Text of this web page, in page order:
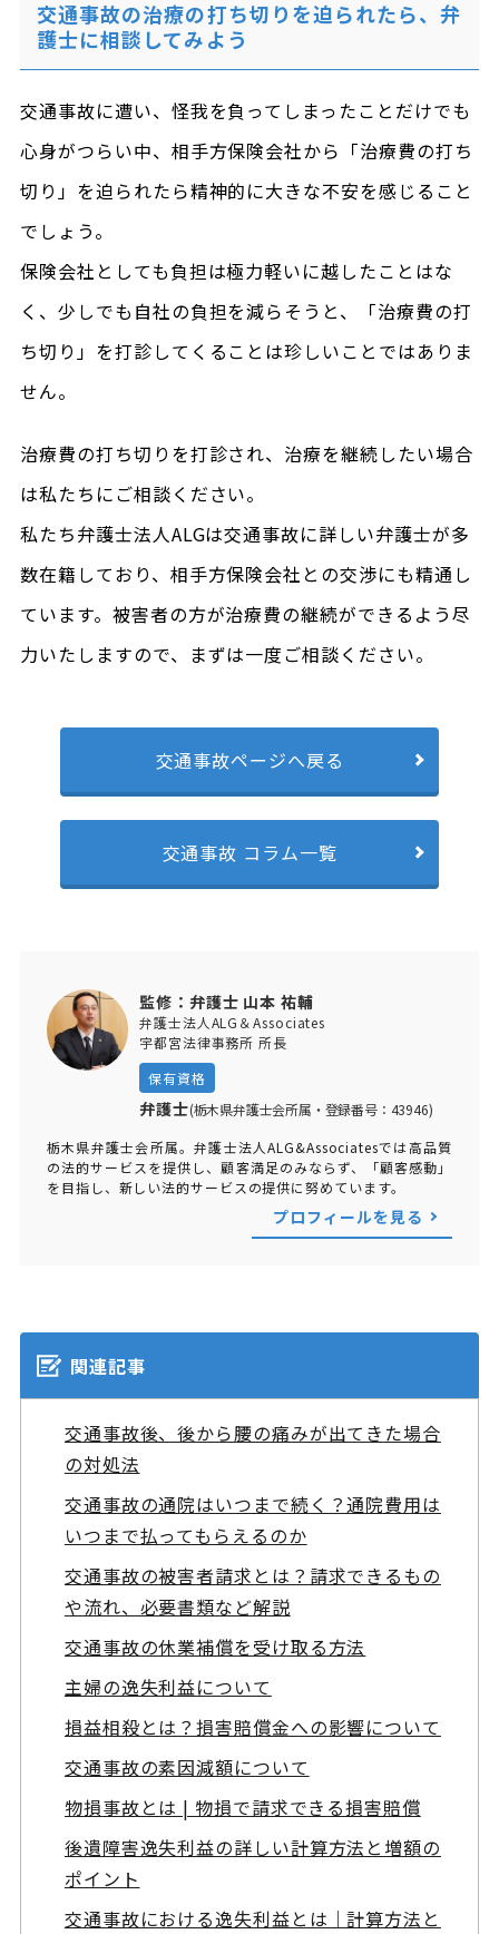
交通事故の治療の打ち切りを迫られたら、弁
護士に相談してみよう
交通事故に遭い、怪我を負ってしまったことだけでも
心身がつらい中、相手方保険会社から「治療費の打ち
切り」を迫られたら精神的に大きな不安を感じること
でしょう。
保険会社としても負担は極力軽いに越したことはな
く、少しでも自社の負担を減らそうと、「治療費の打
ち切り」を打診してくることは珍しいことではありま
せん。
治療費の打ち切りを打診され、治療を継続したい場合
は私たちにご相談ください。
私たち弁護士法人ALGは交通事故に詳しい弁護士が多
数在籍しており、相手方保険会社との交渉にも精通し
ています。被害者の方が治療費の継続ができるよう尽
力いたしますので、まずは一度ご相談ください。
交通事故ページへ戻る
交通事故 コラム一覧
監修：弁護士 山本 祐輔
弁護士法人ALG＆Associates
宇都宮法律事務所 所長
保有資格
弁護士(栃木県弁護士会所属・登録番号：43946)
栃木県弁護士会所属。弁護士法人ALG&Associatesでは高品質
の法的サービスを提供し、顧客満足のみならず、「顧客感動」
を目指し、新しい法的サービスの提供に努めています。
プロフィールを見る
関連記事
交通事故後、後から腰の痛みが出てきた場合
の対処法
交通事故の通院はいつまで続く？通院費用は
いつまで払ってもらえるのか
交通事故の被害者請求とは？請求できるもの
や流れ、必要書類など解説
交通事故の休業補償を受け取る方法
主婦の逸失利益について
損益相殺とは？損害賠償金への影響について
交通事故の素因減額について
物損事故とは | 物損で請求できる損害賠償
後遺障害逸失利益の詳しい計算方法と増額の
ポイント
交通事故における逸失利益とは｜計算方法と